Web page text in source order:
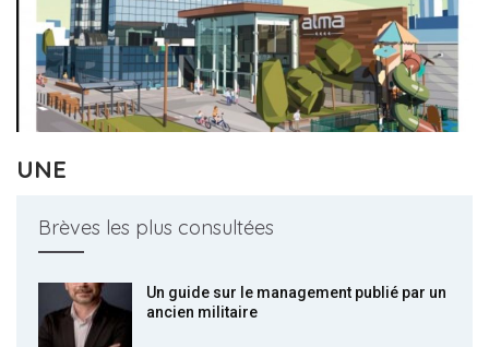
UNE
Brèves les plus consultées
Un guide sur le management publié par un
ancien militaire